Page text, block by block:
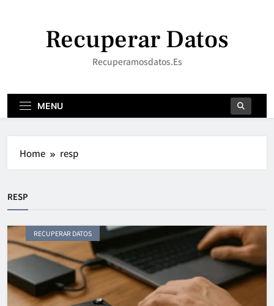
Recuperar Datos
Recuperamosdatos.es
MENU
Home resp
RESP
RECUPERAR DATOS